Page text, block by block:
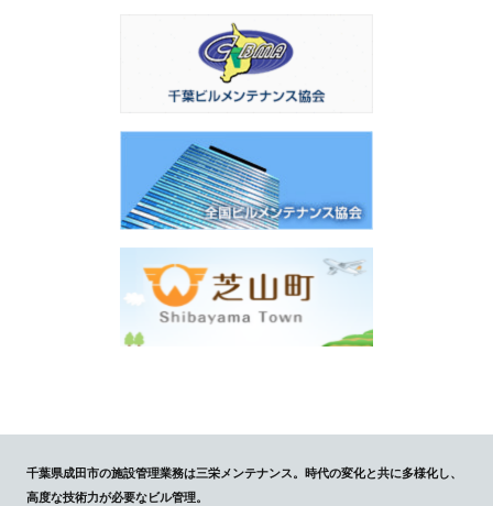
千葉県成田市の施設管理業務は三栄メンテナンス。時代の変化と共に多様化し、
高度な技術力が必要なビル管理。